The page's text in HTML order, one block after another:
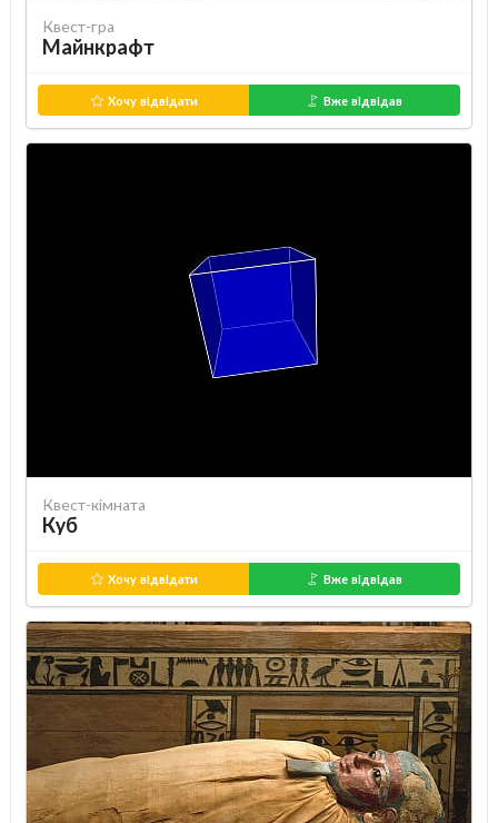
Квест-гра
Майнкрафт
Хочу відвідати Вже відвідав
Квест-кімната
Куб
Хочу відвідати Вже відвідав